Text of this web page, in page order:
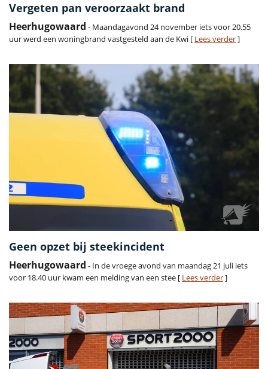
Vergeten pan veroorzaakt brand
Heerhugowaard - Maandagavond 24 november iets voor 20.55
uur werd een woningbrand vastgesteld aan de Kwi [ Lees verder]
Geen opzet bij steekincident
Heerhugowaard - In de vroege avond van maandag 21 juli iets
voor 18.40 uur kwam een melding van een stee [ Lees verder]